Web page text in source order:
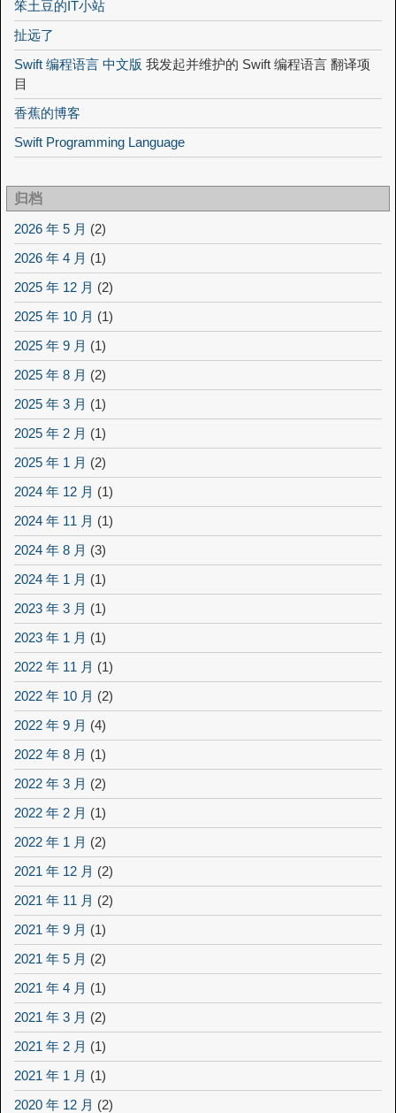
笨土豆的IT小站
扯远了
Swift 编程语言 中文版 我发起并维护的 Swift 编程语言 翻译项
目
香蕉的博客
Swift Programming Language
归档
2026 年 5 月 (2)
2026 年 4 月 (1)
2025 年 12 月 (2)
2025 年 10 月 (1)
2025 年 9 月 (1)
2025 年 8 月 (2)
2025 年 3 月 (1)
2025 年 2 月 (1)
2025 年 1 月 (2)
2024 年 12 月 (1)
2024 年 11 月 (1)
2024 年 8 月 (3)
2024 年 1 月 (1)
2023 年 3 月 (1)
2023 年 1 月 (1)
2022 年 11 月 (1)
2022 年 10 月 (2)
2022 年 9 月 (4)
2022 年 8 月 (1)
2022 年 3 月 (2)
2022 年 2 月 (1)
2022 年 1 月 (2)
2021 年 12 月 (2)
2021 年 11 月 (2)
2021 年 9 月 (1)
2021 年 5 月 (2)
2021 年 4 月 (1)
2021 年 3 月 (2)
2021 年 2 月 (1)
2021 年 1 月 (1)
2020 年 12 月 (2)